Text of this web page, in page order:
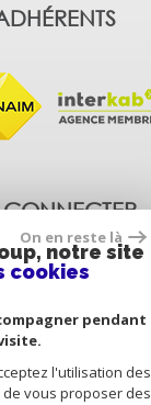
CONNECTER
On en reste là
notre site
cookies
pendant
l'utilisation des
vous proposer des